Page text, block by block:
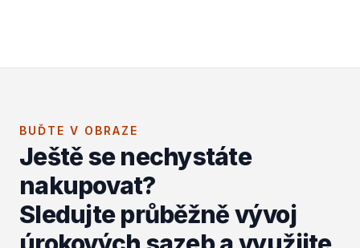
BUĎTE V OBRAZE
Ještě se nechystáte
nakupovat?
Sledujte průběžně vývoj